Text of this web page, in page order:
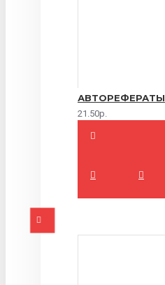
АВТОРЕФЕРАТЫ
21.50р.